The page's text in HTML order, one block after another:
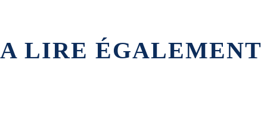
A LIRE ÉGALEMENT